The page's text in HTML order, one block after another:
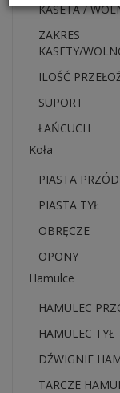
KASETA /
ZAKRES
KASETY/
ILOŚĆ
SUPORT
ŁAŃCUCH
Koła
PIASTA PRZÓD
PIASTA TYŁ
OBRĘCZE
OPONY
Hamulce
HAMULEC
HAMULEC TYŁ
DŹWIGNIE
TARCZE